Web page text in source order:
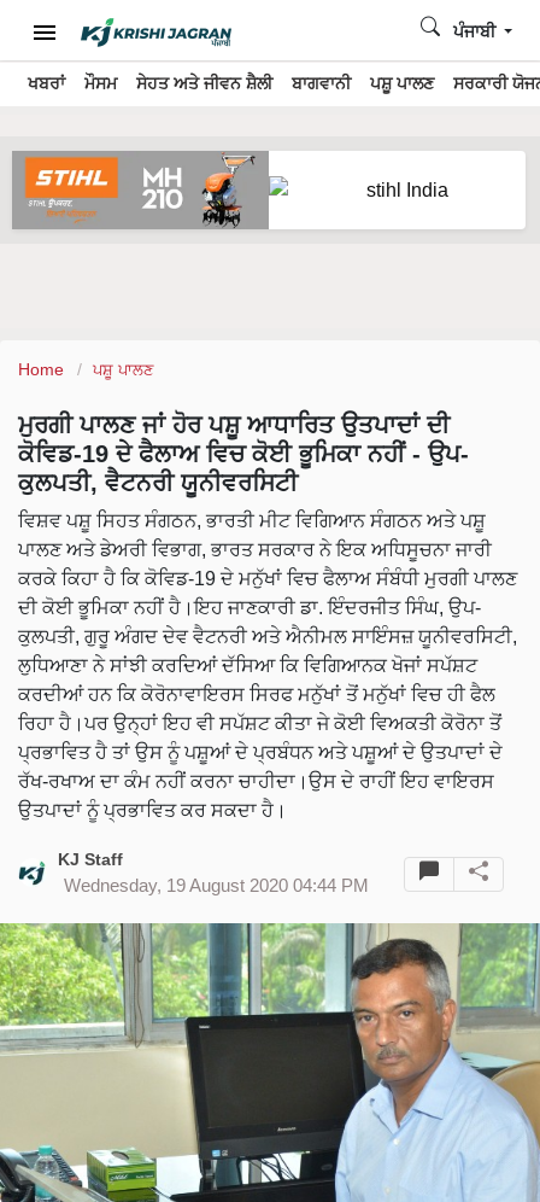
ਖਬਰਾਂ ਮੌਸਮ ਸੇਹਤ ਅਤੇ ਜੀਵਨ ਸ਼ੈਲੀ ਬਾਗਵਾਨੀ ਪਸ਼ੂ ਪਾਲਣ ਸਰਕਾਰੀ
ਪੰਜਾਬੀ
Home ਪਸ਼ੂ ਪਾਲਣ
ਮੁਰਗੀ ਪਾਲਣ ਜਾਂ ਹੋਰ ਪਸ਼ੂ ਆਧਾਰਿਤ ਉਤਪਾਦਾਂ ਦੀ
ਕੋਵਿਡ-19 ਦੇ ਫੈਲਾਅ ਵਿਚ ਕੋਈ ਭੂਮਿਕਾ ਨਹੀਂ - ਉਪ-
ਕੁਲਪਤੀ, ਵੈਟਨਰੀ ਯੂਨੀਵਰਸਿਟੀ
ਵਿਸ਼ਵ ਪਸ਼ੂ ਸਿਹਤ ਸੰਗਠਨ, ਭਾਰਤੀ ਮੀਟ ਵਿਗਿਆਨ ਸੰਗਠਨ ਅਤੇ ਪਸ਼ੂ
ਪਾਲਣ ਅਤੇ ਡੇਅਰੀ ਵਿਭਾਗ, ਭਾਰਤ ਸਰਕਾਰ ਨੇ ਇਕ ਅਧਿਸੂਚਨਾ ਜਾਰੀ
ਕਰਕੇ ਕਿਹਾ ਹੈ ਕਿ ਕੋਵਿਡ-19 ਦੇ ਮਨੁੱਖਾਂ ਵਿਚ ਫੈਲਾਅ ਸੰਬੰਧੀ ਮੁਰਗੀ ਪਾਲਣ
ਦੀ ਕੋਈ ਭੂਮਿਕਾ ਨਹੀਂ ਹੈ।ਇਹ ਜਾਣਕਾਰੀ ਡਾ. ਇੰਦਰਜੀਤ ਸਿੰਘ, ਉਪ-
ਕੁਲਪਤੀ, ਗੁਰੂ ਅੰਗਦ ਦੇਵ ਵੈਟਨਰੀ ਅਤੇ ਐਨੀਮਲ ਸਾਇੰਸਜ਼ ਯੂਨੀਵਰਸਿਟੀ,
ਲੁਧਿਆਣਾ ਨੇ ਸਾਂਝੀ ਕਰਦਿਆਂ ਦੱਸਿਆ ਕਿ ਵਿਗਿਆਨਕ ਖੋਜਾਂ ਸਪੱਸ਼ਟ
ਕਰਦੀਆਂ ਹਨ ਕਿ ਕੋਰੋਨਾਵਾਇਰਸ ਸਿਰਫ ਮਨੁੱਖਾਂ ਤੋਂ ਮਨੁੱਖਾਂ ਵਿਚ ਹੀ ਫੈਲ
ਰਿਹਾ ਹੈ।ਪਰ ਉਨ੍ਹਾਂ ਇਹ ਵੀ ਸਪੱਸ਼ਟ ਕੀਤਾ ਜੇ ਕੋਈ ਵਿਅਕਤੀ ਕੋਰੋਨਾ ਤੋਂ
ਪ੍ਰਭਾਵਿਤ ਹੈ ਤਾਂ ਉਸ ਨੂੰ ਪਸ਼ੂਆਂ ਦੇ ਪ੍ਰਬੰਧਨ ਅਤੇ ਪਸ਼ੂਆਂ ਦੇ ਉਤਪਾਦਾਂ ਦੇ
ਰੱਖ-ਰਖਾਅ ਦਾ ਕੰਮ ਨਹੀਂ ਕਰਨਾ ਚਾਹੀਦਾ।ਉਸ ਦੇ ਰਾਹੀਂ ਇਹ ਵਾਇਰਸ
ਉਤਪਾਦਾਂ ਨੂੰ ਪ੍ਰਭਾਵਿਤ ਕਰ ਸਕਦਾ ਹੈ।
KJ Staff
Wednesday, 19 August 2020 04:44 PM